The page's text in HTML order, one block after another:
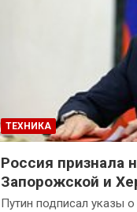
ТЕХНИКА
Россия признала
Запорожской и
Путин подписал указы